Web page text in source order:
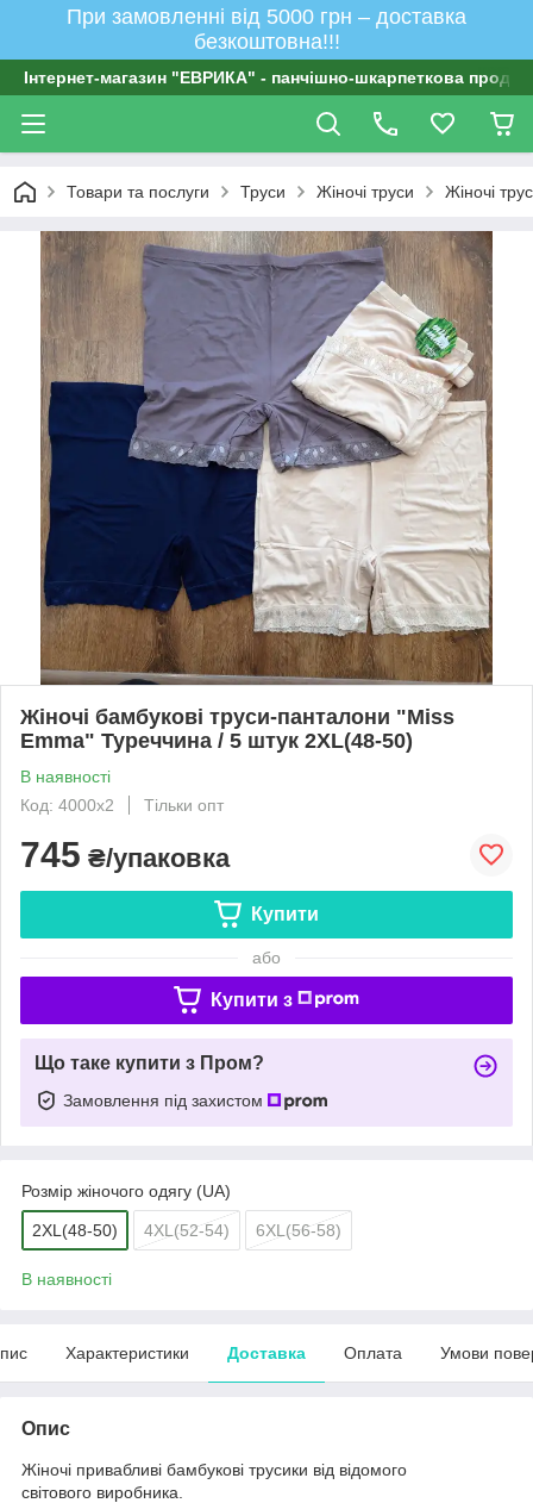
При замовленні від 5000 грн – доставка
безкоштовна!!!
Інтернет-магазин "ЕВРИКА" - панчішно-шкарпеткова
Товари та послуги Труси Жіночі труси Жіночі
Жіночі бамбукові труси-панталони "Miss
Emma" Туреччина / 5 штук 2XL(48-50)
В наявності
Код: 4000х2
Тільки опт
745 ₴/упаковка
Купити
або
Купити з
Що таке купити з Пром?
Замовлення під захистом
Розмір жіночого одягу (UA)
2XL(48-50) 4XL(52-54) 6XL(56-58)
В наявності
Характеристики Доставка Оплата Умови
Опис
Жіночі привабливі бамбукові трусики від відомого
світового виробника.